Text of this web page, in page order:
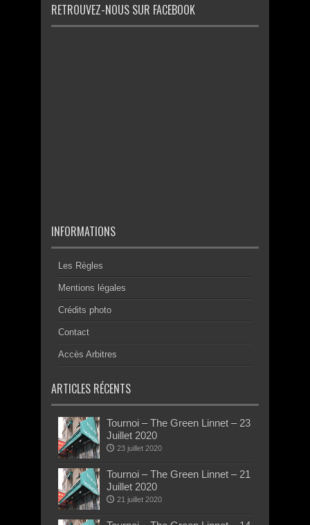
RETROUVEZ-NOUS SUR FACEBOOK
INFORMATIONS
Les Règles
Mentions légales
Crédits photo
Contact
Accès Arbitres
ARTICLES RÉCENTS
Tournoi – The Green Linnet – 23
Juillet 2020
23 juillet 2020
Tournoi – The Green Linnet – 21
Juillet 2020
21 juillet 2020